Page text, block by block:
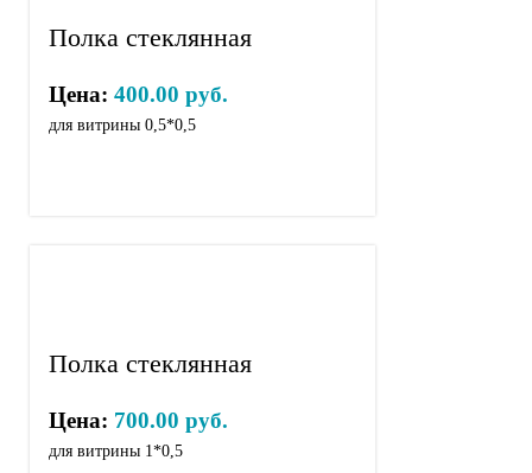
Полка стеклянная
Цена:400.00 руб.
для витрины 0,5*0,5
Полка стеклянная
Цена: 700.00 руб.
для витрины 1*0,5